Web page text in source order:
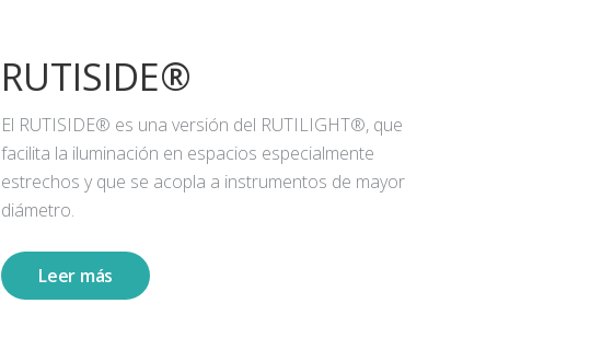
RUTISIDE®
El RUTISIDE® es una versión del RUTILIGHT®, que
facilita la iluminación en espacios especialmente
estrechos y que se acopla a instrumentos de mayor
diámetro.
Leer más